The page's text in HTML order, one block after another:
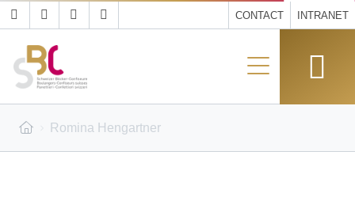
CONTACT INTRANET
Romina Hengartner